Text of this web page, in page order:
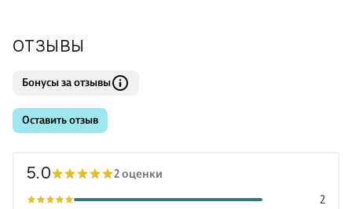
ОТЗЫВЫ
Бонусы за отзывы
Оставить отзыв
5.0 2 оценки
2